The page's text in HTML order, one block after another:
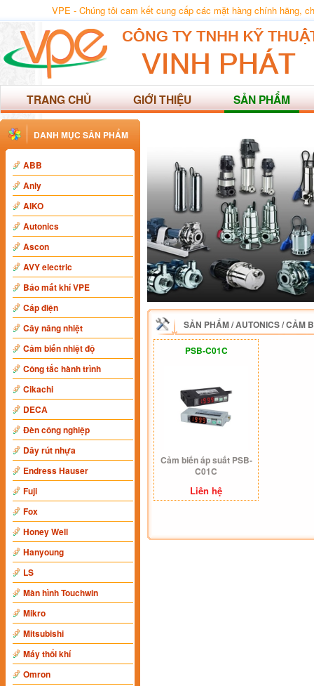
VPE - Chúng tôi cam kết cung cấp các mặt hàng chính hãng,
TRANG CHỦ GIỚI THIỆU SẢN PHẨM
DANH MỤC SẢN PHẨM
ABB
Anly
AIKO
Autonics
Ascon
AVY electric
Báo mất khí VPE
Cáp điện
Cây nâng nhiệt
Cảm biến nhiệt độ
Công tắc hành trình
Cikachi
DECA
Đèn công nghiệp
Dây rút nhựa
Endress Hauser
Fuji
Fox
Honey Well
Hanyoung
LS
Màn hình Touchwin
Mikro
Mitsubishi
Máy thổi khí
Omron
SẢN PHẨM/AUTONICS/CẢM
PSB-C01C
Cảm biến áp suất PSB-
C01C
Liên hệ